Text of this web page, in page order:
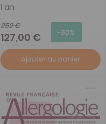
1 an
252 €
127,00 € -50%
Ajouter au panier